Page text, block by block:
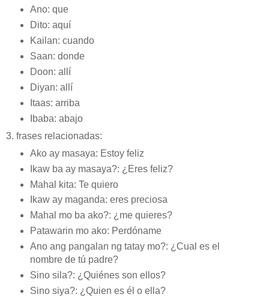
Ano: que
Dito: aquí
Kailan: cuando
Saan: donde
Doon: allí
Diyan: allí
Itaas: arriba
Ibaba: abajo
3. frases relacionadas:
Ako ay masaya: Estoy feliz
Ikaw ba ay masaya?: ¿Eres feliz?
Mahal kita: Te quiero
Ikaw ay maganda: eres preciosa
Mahal mo ba ako?: ¿me quieres?
Patawarin mo ako: Perdóname
Ano ang pangalan ng tatay mo?: ¿Cual es el
nombre de tú padre?
Sino sila?: ¿Quiénes son ellos?
Sino siya?: ¿Quien es él o ella?